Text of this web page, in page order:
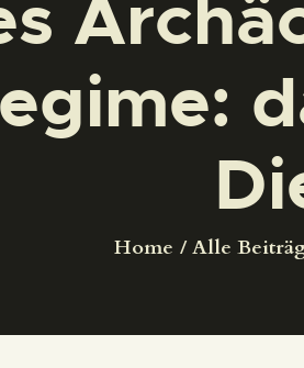
Home Alle